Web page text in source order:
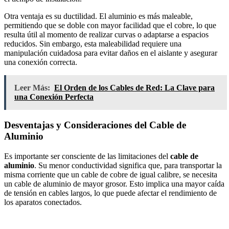
Otra ventaja es su ductilidad. El aluminio es más maleable,
permitiendo que se doble con mayor facilidad que el cobre, lo que
resulta útil al momento de realizar curvas o adaptarse a espacios
reducidos. Sin embargo, esta maleabilidad requiere una
manipulación cuidadosa para evitar daños en el aislante y asegurar
una conexión correcta.
Leer Más: El Orden de los Cables de Red: La Clave para
una Conexión Perfecta
Desventajas y Consideraciones del Cable de
Aluminio
Es importante ser consciente de las limitaciones del cable de
aluminio. Su menor conductividad significa que, para transportar la
misma corriente que un cable de cobre de igual calibre, se necesita
un cable de aluminio de mayor grosor. Esto implica una mayor caída
de tensión en cables largos, lo que puede afectar el rendimiento de
los aparatos conectados.